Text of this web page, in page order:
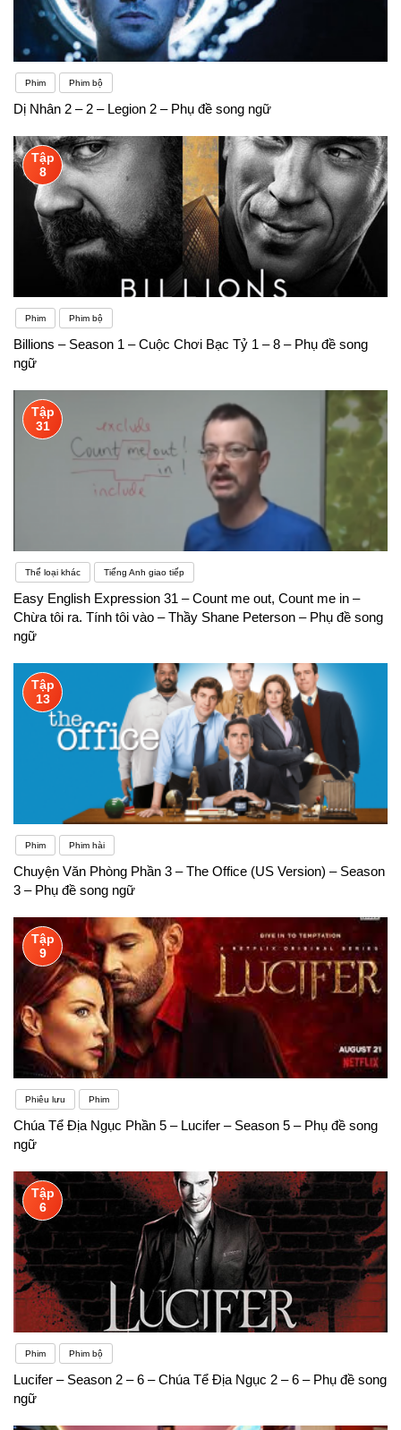
Phim Phim bộ
Dị Nhân 2 – 2 – Legion 2 – Phụ đề song ngữ
Tập
8
Phim Phim bộ
Billions – Season 1 – Cuộc Chơi Bạc Tỷ 1 – 8 – Phụ đề song
ngữ
Tập
31
Thể loại khác Tiếng Anh giao tiếp
Easy English Expression 31 – Count me out, Count me in –
Chừa tôi ra. Tính tôi vào – Thầy Shane Peterson – Phụ đề song
ngữ
Tập
13
Phim Phim hài
Chuyện Văn Phòng Phần 3 – The Office (US Version) – Season
3 – Phụ đề song ngữ
Tập
9
Phiêu lưu Phim
Chúa Tể Địa Ngục Phần 5 – Lucifer – Season 5 – Phụ đề song
ngữ
Tập
6
Phim Phim bộ
Lucifer – Season 2 – 6 – Chúa Tể Địa Ngục 2 – 6 – Phụ đề song
ngữ